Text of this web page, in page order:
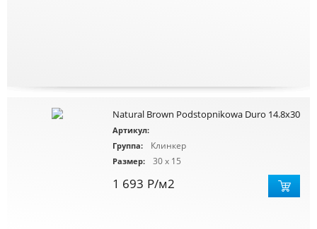
Natural Brown Podstopnikowa Duro 14.8x30
Артикул:
Группа:
Клинкер
Размер: 30 x 15
1 693 Р/м2